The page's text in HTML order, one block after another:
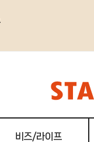
비즈/라이프